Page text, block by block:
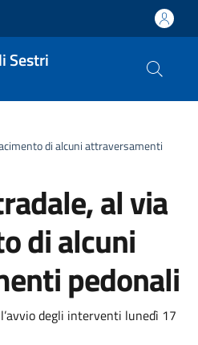
Sestri
di alcuni attraversamenti
al via
di alcuni
pedonali
degli interventi lunedì 17